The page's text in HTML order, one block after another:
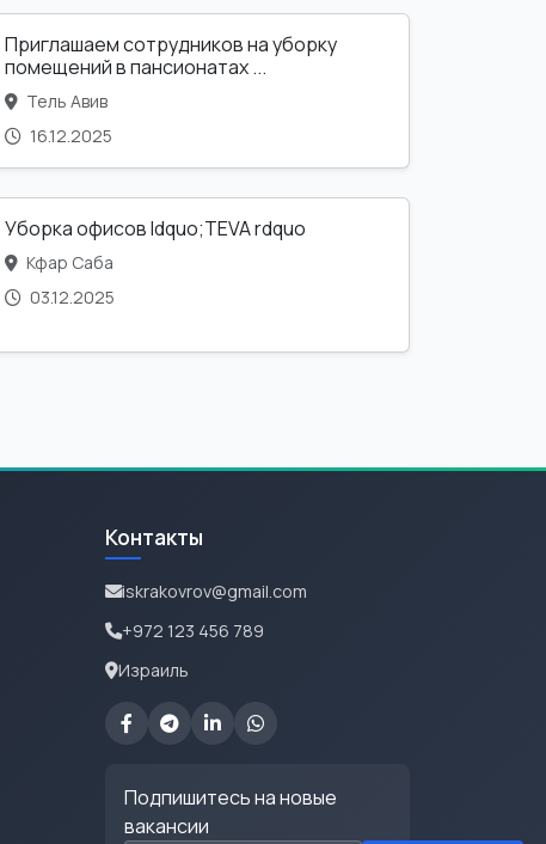
Приглашаем сотрудников на уборку
помещений в пансионатах ...
Тель Авив
16.12.2025
Уборка офисов ldquo;TEVA rdquo
Кфар Саба
03.12.2025
Контакты
iskrakovrov@gmail.com
+972 123 456 789
Израиль
Подпишитесь на новые
вакансии